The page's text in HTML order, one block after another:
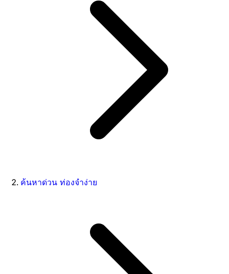
ค้นหาด่วน ท่องจำง่าย